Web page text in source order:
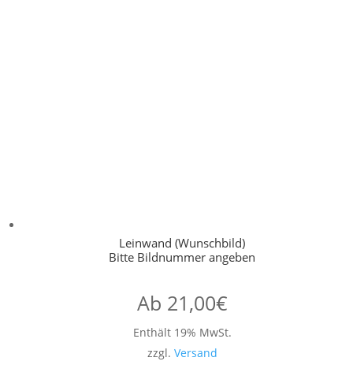
Leinwand (Wunschbild)
Bitte Bildnummer angeben
Ab 21,00€
Enthält 19% MwSt.
zzgl. Versand